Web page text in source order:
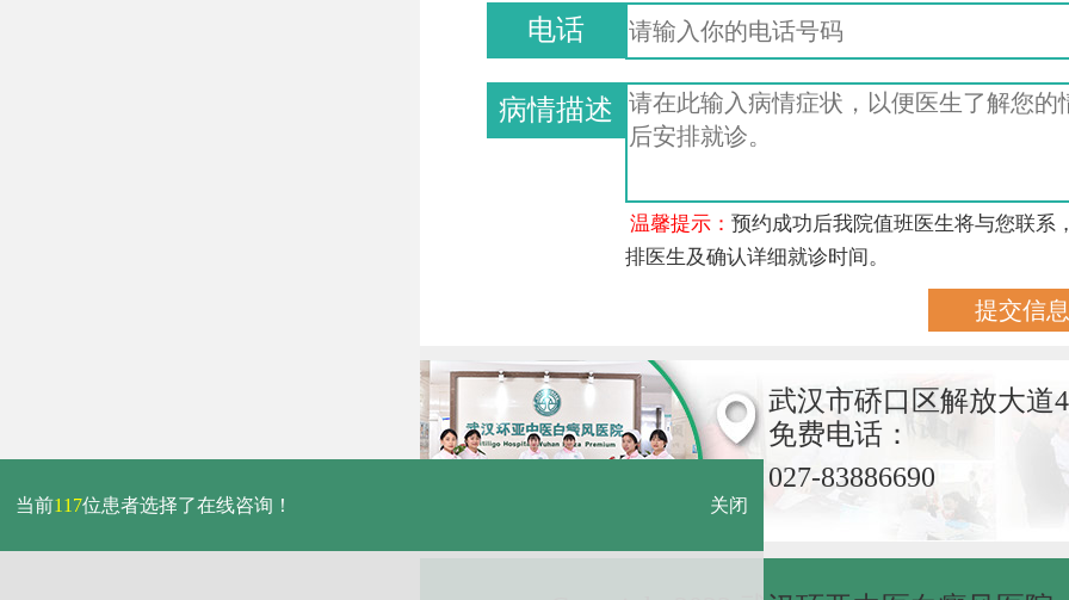
电话
病情描述
温馨提示：预约成功后我院值班医生将与您联系
排医生及确认详细就诊时间。
武汉市硚口区解放大道
免费电话：
027-83886690
当前117位患者选择了在线咨询！ 关闭